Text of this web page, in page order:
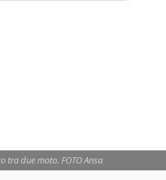
tra due moto. FOTO Ansa